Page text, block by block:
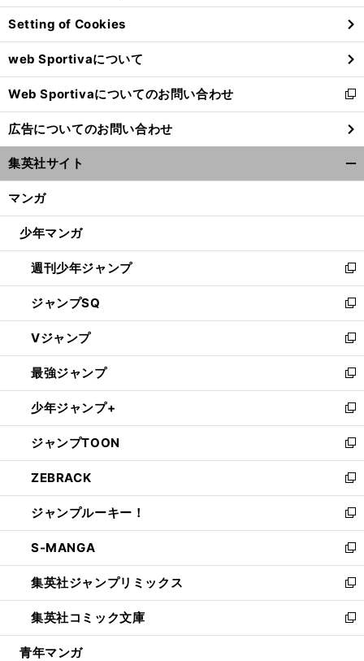
ン
ド
ウ
で
開
く
Setting of Cookies
web Sportivaについて
Web Sportivaについてのお問い合わせ
新
し
い
ウ
ィ
ン
ウ
開
く
広告についてのお問い合わせ
集英社サイト
マンガ
少年マンガ
週刊少年ジャンプ
新
し
い
ウ
ィ
ン
ド
ウ
で
開
く
ジャンプSQ
新
し
い
ウ
ィ
ン
ド
ウ
で
開
く
Vジャンプ
新
し
い
ウ
ィ
ン
ド
ウ
で
開
く
最強ジャンプ
新
し
い
ウ
ィ
ン
ド
ウ
で
開
く
少年ジャンプ+
新
し
い
ウ
ィ
ン
ド
ウ
で
開
く
ジャンプTOON
新
し
い
ウ
ィ
ン
ド
ウ
で
開
く
ZEBRACK
新
し
い
ウ
ィ
ン
ド
ウ
で
開
ジャンプルーキー！
新
し
い
ウ
ィ
ン
ド
ウ
S-MANGA
新
し
い
ウ
ィ
ン
集英社ジャンプリミックス
新
し
い
ウ
集英社コミック文庫
新
し
青年マンガ